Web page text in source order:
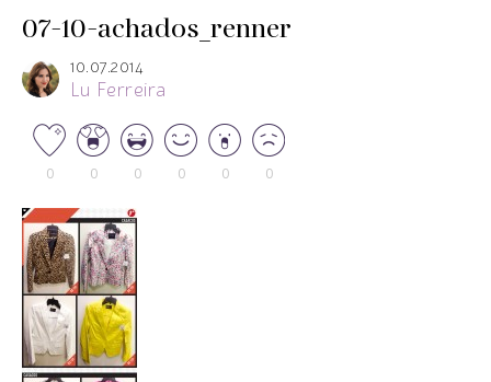
07-10-achados_renner
10.07.2014
Lu Ferreira
0 0 0 0 0 0